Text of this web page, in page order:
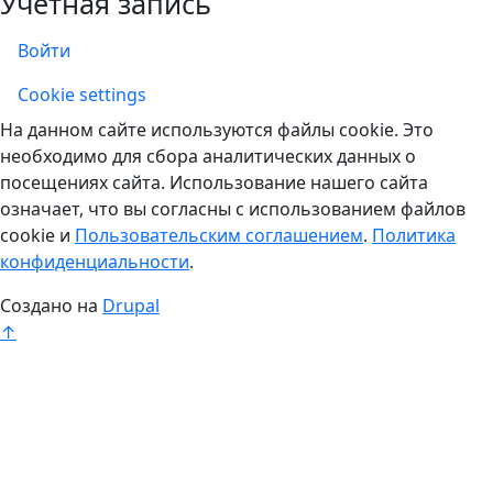
Войти
Учетная запись
Cookie settings
На данном сайте используются файлы cookie. Это
необходимо для сбора аналитических данных о
посещениях сайта. Использование нашего сайта
означает, что вы согласны с использованием файлов
cookie и Пользовательским соглашением. Политика
конфиденциальности.
Создано на Drupal
↑